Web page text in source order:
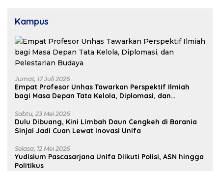
Kampus
Jumat, 17 Juli 2026
Empat Profesor Unhas Tawarkan Perspektif Ilmiah
bagi Masa Depan Tata Kelola, Diplomasi, dan
Sabtu, 23 Mei 2026
Dulu Dibuang, Kini Limbah Daun Cengkeh di Barania
Sinjai Jadi Cuan Lewat Inovasi Unifa
Selasa, 12 Mei 2026
Yudisium Pascasarjana Unifa Diikuti Polisi, ASN hingga
Politikus